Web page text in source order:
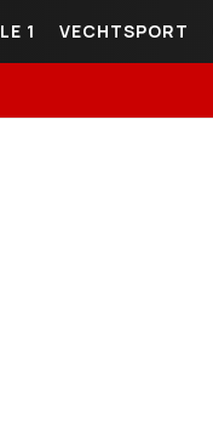
1 VECHTSPORT